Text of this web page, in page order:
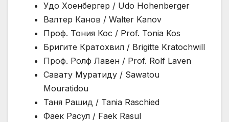
Удо Хоенбергер / Udo Hohenberger
Валтер Канов / Walter Kanov
Проф. Тония Кос / Prof. Tonia Kos
Бригите Кратохвил / Brigitte Kratochwill
Проф. Ролф Лавен / Prof. Rolf Laven
Савату Муратиду / Sawatou
Mouratidou
Таня Рашид / Tania Raschied
Фаек Расул / Faek Rasul